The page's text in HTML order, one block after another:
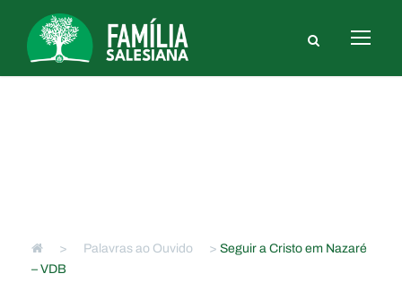
> Palavras ao Ouvido >Seguir a Cristo em Nazaré
– VDB